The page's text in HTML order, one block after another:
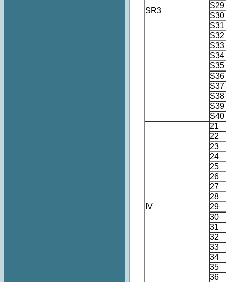
SR3
S29
S30
S31
S32
S33
S34
S35
S36
S37
S38
S39
S40
IV
21
22
23
24
25
26
27
28
29
30
31
32
33
34
35
36